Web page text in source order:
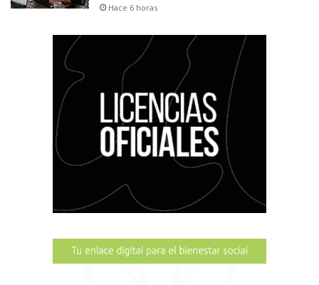
Hace 6 horas